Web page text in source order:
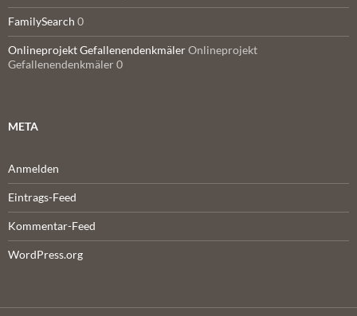
FamilySearch 0
Onlineprojekt GefallenendenkmälerOnlineprojekt
Gefallenendenkmäler 0
META
Anmelden
Eintrags-Feed
Kommentar-Feed
WordPress.org